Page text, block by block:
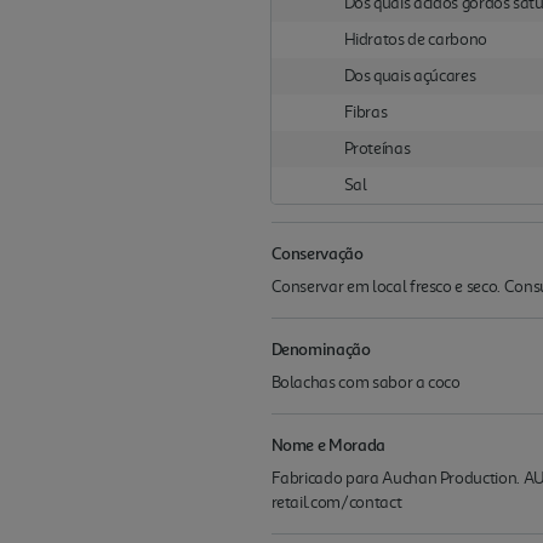
Hidratos de carbono
Dos quais açúcares
Fibras
Proteínas
Sal
Conservação
Conservar em local fresco e seco.
Denominação
Bolachas com sabor a coco
Nome e Morada
Fabricado para Auchan Production.
retail.com/contact